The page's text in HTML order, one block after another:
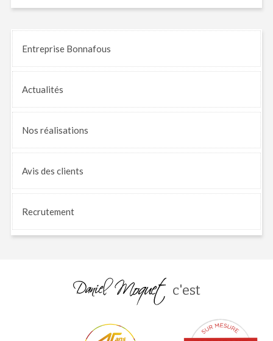
Entreprise Bonnafous
Actualités
Nos réalisations
Avis des clients
Recrutement
c'est